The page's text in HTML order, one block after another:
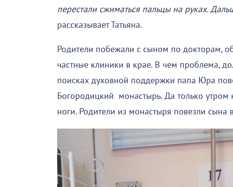
перестали сжиматься пальцы на руках.
рассказывает Татьяна.
Родители побежали с сыном по докторам,
частные клиники в крае. В чем проблема,
поисках духовной поддержки папа Юра
Богородицкий монастырь. Да только утром
ноги. Родители из монастыря повезли сына